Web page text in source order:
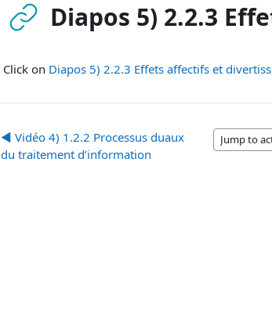
Diapos 5) 2.2.3
Click on Diapos 5) 2.2.3 Effets affectifs et
◀︎ Vidéo 4) 1.2.2 Processus duaux
du traitement d’information
Jump to